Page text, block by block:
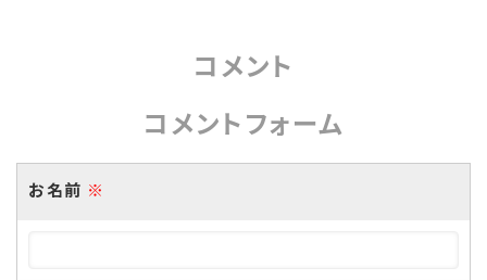
コメント
コメントフォーム
お名前 ※